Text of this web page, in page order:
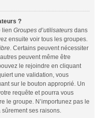
?
lien Groupes d’utilisateurs dans
ensuite voir tous les groupes.
. Certains peuvent nécessiter
peuvent même être
le rejoindre en cliquant
une validation, vous
sur le bouton approprié. Un
requête et pourra vous
le groupe. N’importunez pas le
sûrement ses raisons.